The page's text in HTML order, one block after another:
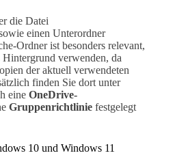
die Datei
einen Unterordner
Ordner ist besonders relevant,
Hintergrund verwenden, da
der aktuell verwendeten
finden Sie dort unter
eine OneDrive-
Gruppenrichtlinie festgelegt
10 und Windows 11